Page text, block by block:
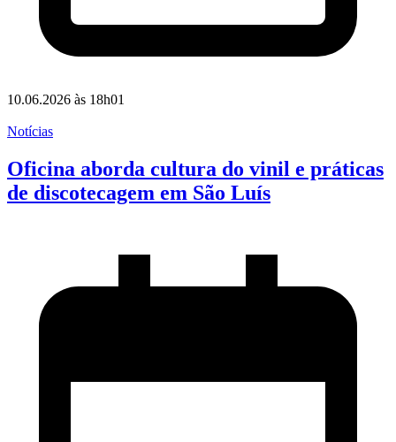
10.06.2026 às 18h01
Notícias
Oficina aborda cultura do vinil e práticas
de discotecagem em São Luís